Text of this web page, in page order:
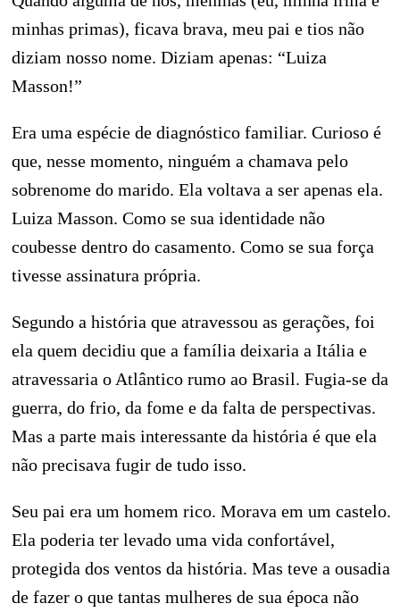
minhas primas), ficava brava, meu pai e tios não
diziam nosso nome. Diziam apenas: “Luiza
Masson!”
Era uma espécie de diagnóstico familiar. Curioso é
que, nesse momento, ninguém a chamava pelo
sobrenome do marido. Ela voltava a ser apenas ela.
Luiza Masson. Como se sua identidade não
coubesse dentro do casamento. Como se sua força
tivesse assinatura própria.
Segundo a história que atravessou as gerações, foi
ela quem decidiu que a família deixaria a Itália e
atravessaria o Atlântico rumo ao Brasil. Fugia-se da
guerra, do frio, da fome e da falta de perspectivas.
Mas a parte mais interessante da história é que ela
não precisava fugir de tudo isso.
Seu pai era um homem rico. Morava em um castelo.
Ela poderia ter levado uma vida confortável,
protegida dos ventos da história. Mas teve a ousadia
de fazer o que tantas mulheres de sua época não